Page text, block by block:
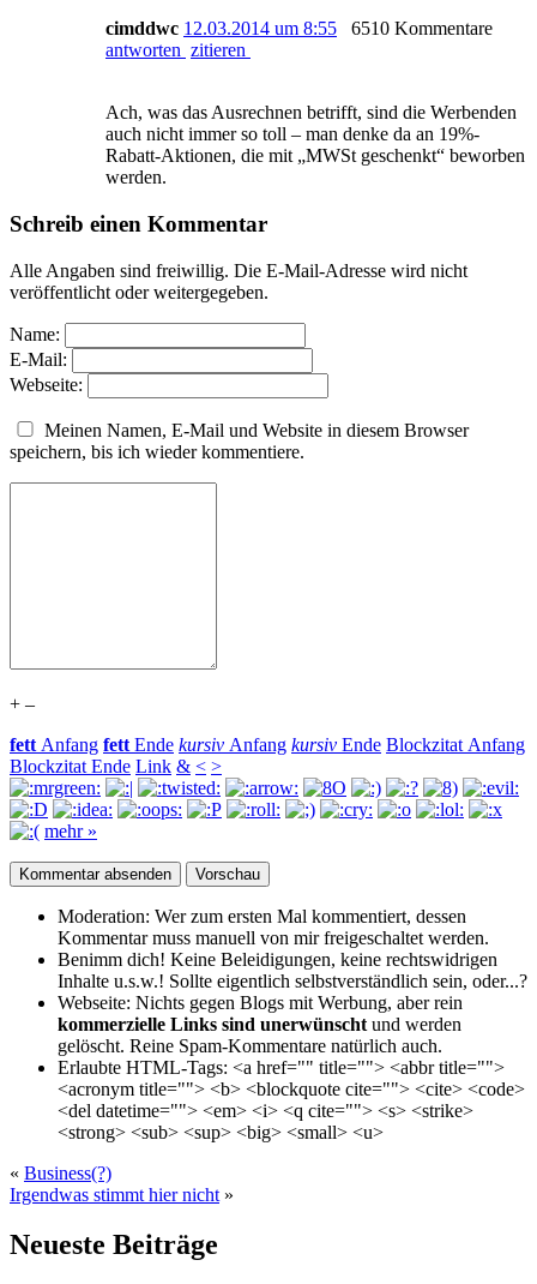
cimddwc 12.03.2014 um 8:55
6510 Kommentare
antworten zitieren
Ach, was das Ausrechnen betrifft, sind die Werbenden
auch nicht immer so toll – man denke da an 19%-
Rabatt-Aktionen, die mit „MWSt geschenkt“ beworben
werden.
Schreib einen Kommentar
Alle Angaben sind freiwillig. Die E-Mail-Adresse wird nicht
veröffentlicht oder weitergegeben.
Name:
E-Mail:
Webseite:
Meinen Namen, E-Mail und Website in diesem Browser
speichern, bis ich wieder kommentiere.
+ –
fett Anfang fett Ende kursiv Anfang kursiv Ende Blockzitat Anfang
Blockzitat Ende Link & < >
mehr »
Moderation: Wer zum ersten Mal kommentiert, dessen
Kommentar muss manuell von mir freigeschaltet werden.
Benimm dich! Keine Beleidigungen, keine rechtswidrigen
Inhalte u.s.w.! Sollte eigentlich selbst­verständlich sein, oder...?
Webseite: Nichts gegen Blogs mit Werbung, aber rein
kommerzielle Links sind unerwünscht und werden
gelöscht. Reine Spam-Kommentare natürlich auch.
Erlaubte HTML-Tags: <a href="" title=""> <abbr title="">
<acronym title=""> <b> <blockquote cite=""> <cite> <code>
<del datetime=""> <em> <i> <q cite=""> <s> <strike>
<strong> <sub> <sup> <big> <small> <u>
« Business(?)
Irgendwas stimmt hier nicht »
Neueste Beiträge